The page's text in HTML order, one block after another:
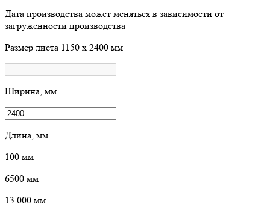
Дата производства может меняться в зависимости от
загруженности производства
Размер листа 1150 х 2400 мм
Ширина, мм
Длина, мм
100 мм
6500 мм
13 000 мм